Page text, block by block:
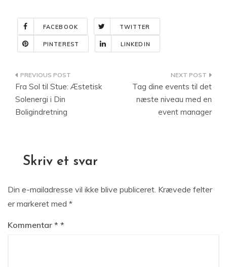
FACEBOOK TWITTER
PINTEREST LINKEDIN
Indlægsnavigation
Fra Sol til Stue: Æstetisk
Solenergi i Din
Boligindretning
Tag dine events til det
næste niveau med en
event manager
Skriv et svar
Din e-mailadresse vil ikke blive publiceret. Krævede felter
er markeret med *
Kommentar *